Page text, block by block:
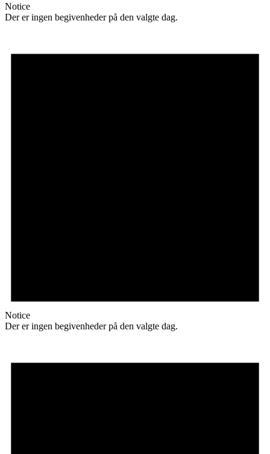
Notice
Der er ingen begivenheder på den valgte dag.
Notice
Der er ingen begivenheder på den valgte dag.